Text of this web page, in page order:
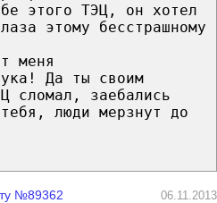
этого ТЭЦ, он хотел
этому бесстрашному
меня
Да ты своим
сломал, заебались
люди мерзнут до
№89362 06.11.2013